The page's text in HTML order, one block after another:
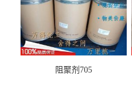
阻聚剂705